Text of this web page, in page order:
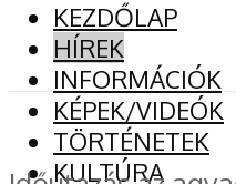
KEZDŐLAP
HÍREK
INFORMÁCIÓK
KÉPEK/VIDEÓK
TÖRTÉNETEK
KULTÚRA